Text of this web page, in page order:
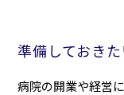
準備しておき
病院の開業や経営